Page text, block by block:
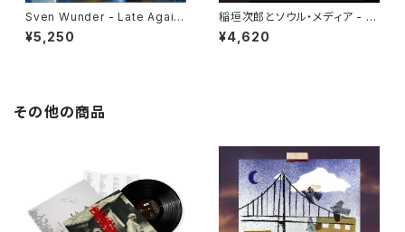
Sven Wunder - Late Again
"LP"
¥5,250
稲垣次郎とソウル・メディア - W
andering Birds 女友達 "LP"
¥4,620
その他の商品